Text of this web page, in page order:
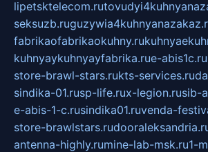
lipetsktelecom.ru
seksuzb.ru
fabrikaofabrikaokuhny.ru
kuhnyaykuhnyayfabrika.rue-abis1c.ru
store-brawl-stars.rukts-services.ru
sindika-01.rusp-life.rux-legion.rusib-
e-abis-1-c.rusindika01.ruvenda-
store-brawlstars.ru
antenna-highly.rumine-lab-msk.ru1-